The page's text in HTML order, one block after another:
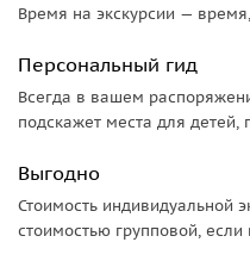
Время на экскурсии —
Персональный гид
Всегда в вашем
подскажет места для детей,
Выгодно
Стоимость индивидуальной
стоимостью групповой,